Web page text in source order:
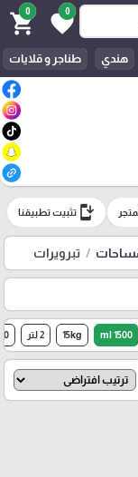
0
favorite
0
shopping_cart
هندي طناجر و قلايات
install_mobile تثبيت تطبيقنا
تبرويرات
1500 ml
15kg 2 لتر ml